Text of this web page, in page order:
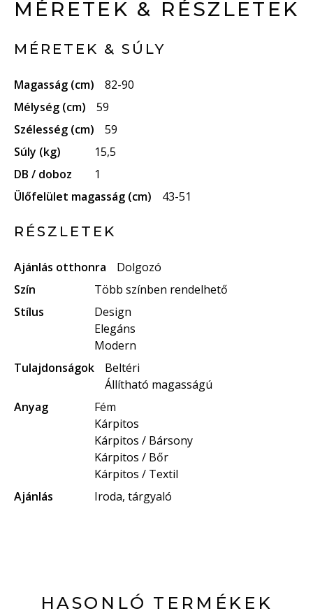
MÉRETEK & RÉSZLETEK
MÉRETEK & SÚLY
Magasság (cm)
82-90
Mélység (cm)
59
Szélesség (cm)
59
Súly (kg)
15,5
DB / doboz
1
Ülőfelület magasság (cm)
43-51
RÉSZLETEK
Ajánlás otthonra
Dolgozó
Szín
Több színben rendelhető
Stílus
Design
Elegáns
Modern
Tulajdonságok
Beltéri
Állítható magasságú
Anyag
Fém
Kárpitos
Kárpitos / Bársony
Kárpitos / Bőr
Kárpitos / Textil
Ajánlás
Iroda, tárgyaló
HASONLÓ TERMÉKEK